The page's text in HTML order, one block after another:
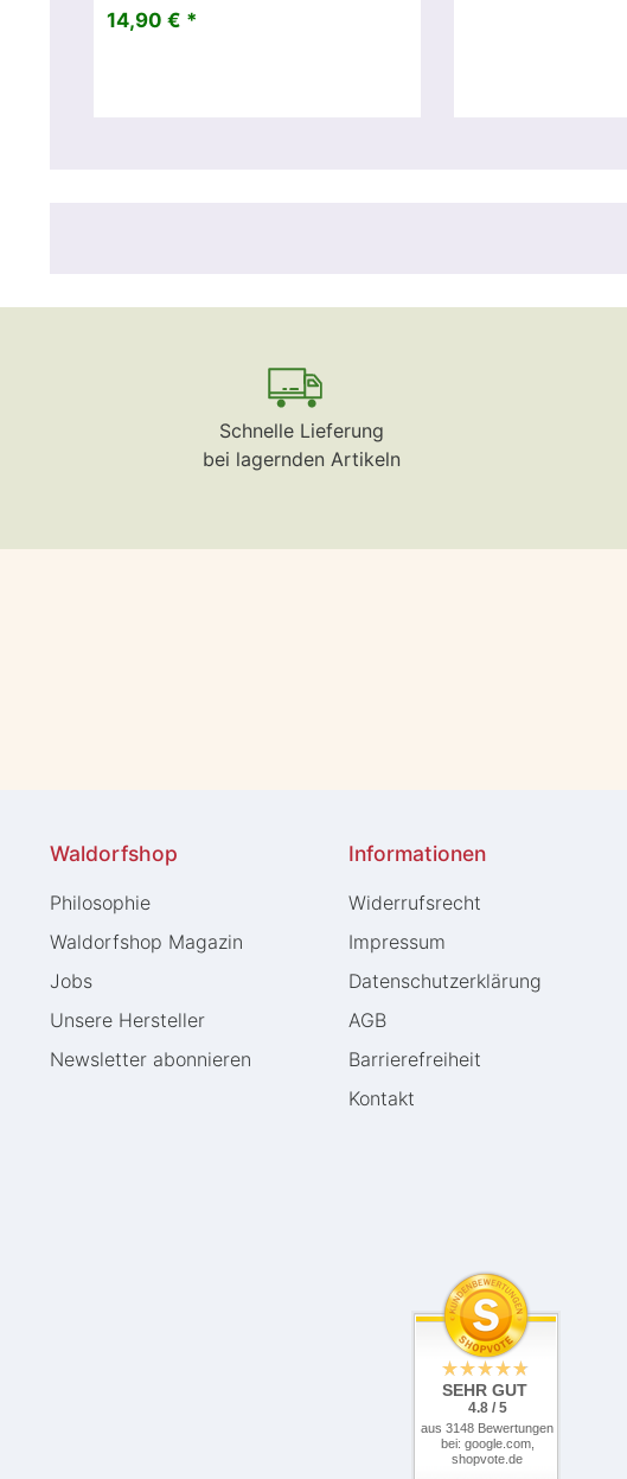
14,90 € *
Schnelle Lieferung
bei lagernden Artikeln
Waldorfshop
Philosophie
Waldorfshop Magazin
Jobs
Unsere Hersteller
Newsletter abonnieren
Informationen
Widerrufs­recht
Impressum
Daten­schutz­erklärung
AGB
Barrierefreiheit
Kontakt
SEHR GUT
4.8 / 5
aus 3148 Bewertungen
bei: google.com,
shopvote.de